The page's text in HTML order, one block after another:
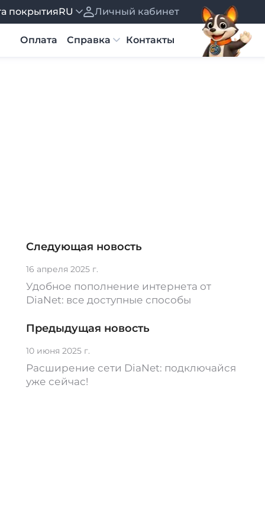
покрытияRU
Українська
Русский
Личный кабинет
Оплата Справка Контакты
SpeedTestНовостиВакансииЮридические
Следующая новость
16 апреля 2025 г.
Удобное пополнение интернета от
DiaNet: все доступные способы
Предыдущая новость
10 июня 2025 г.
Расширение сети DiaNet: подключайся
уже сейчас!